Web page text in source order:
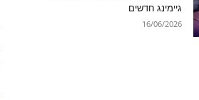
גיימינג חדשים
16/06/2026